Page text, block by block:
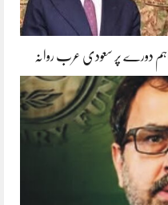
اہم دورے پر سعودی عرب روانہ